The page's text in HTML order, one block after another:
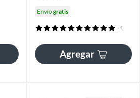
Envíogratis
(4)
Agregar